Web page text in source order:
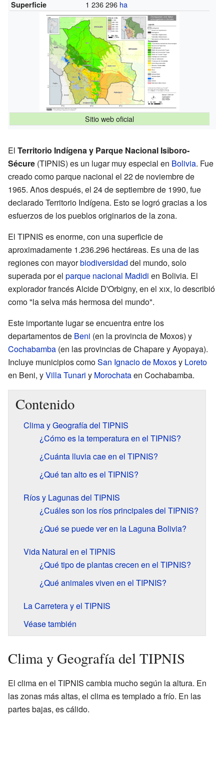
Superficie 1 236 296 ha
Sitio web oficial
El Territorio Indígena y Parque Nacional Isiboro-
Sécure (TIPNIS) es un lugar muy especial en Bolivia. Fue
creado como parque nacional el 22 de noviembre de
1965. Años después, el 24 de septiembre de 1990, fue
declarado Territorio Indígena. Esto se logró gracias a los
esfuerzos de los pueblos originarios de la zona.
El TIPNIS es enorme, con una superficie de
aproximadamente 1.236.296 hectáreas. Es una de las
regiones con mayorbiodiversidad del mundo, solo
superada por el parque nacional Madidi en Bolivia. El
explorador francés Alcide D'Orbigny, en el xix, lo describió
como "la selva más hermosa del mundo".
Este importante lugar se encuentra entre los
departamentos de Beni (en la provincia de Moxos) y
Cochabamba (en las provincias de Chapare y Ayopaya).
Incluye municipios comoSan Ignacio de Moxosy Loreto
en Beni, yVilla Tunari y Morochataen Cochabamba.
Contenido
Clima y Geografía del TIPNIS
¿Cómo es la temperatura en el TIPNIS?
¿Cuánta lluvia cae en el TIPNIS?
¿Qué tan alto es el TIPNIS?
Ríos y Lagunas del TIPNIS
¿Cuáles son los ríos principales del TIPNIS?
¿Qué se puede ver en la Laguna Bolivia?
Vida Natural en el TIPNIS
¿Qué tipo de plantas crecen en el TIPNIS?
¿Qué animales viven en el TIPNIS?
La Carretera y el TIPNIS
Véase también
Clima y Geografía del TIPNIS
El clima en el TIPNIS cambia mucho según la altura. En
las zonas más altas, el clima es templado a frío. En las
partes bajas, es cálido.